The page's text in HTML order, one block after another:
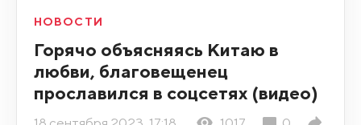
НОВОСТИ
Горячо объясняясь Китаю в
любви, благовещенец
прославился в соцсетях (видео)